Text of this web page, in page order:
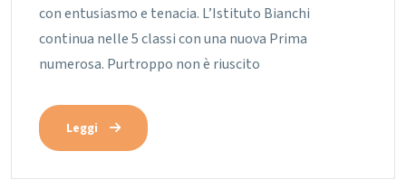
con entusiasmo e tenacia. L’Istituto Bianchi
continua nelle 5 classi con una nuova Prima
numerosa. Purtroppo non è riuscito
Leggi